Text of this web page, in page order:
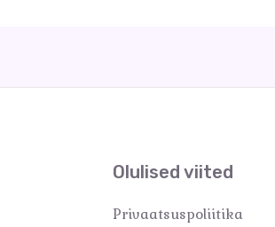
Olulised viited
Privaatsuspoliitika